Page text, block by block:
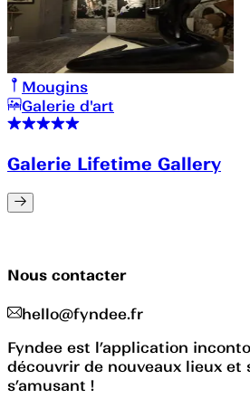
Mougins
Galerie d'art
Galerie Lifetime Gallery
Nous contacter
hello@fyndee.fr
Fyndee est l’application
découvrir de nouveaux lieux et
s’amusant !